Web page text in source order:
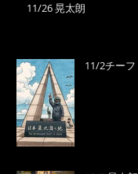
11/26 晃太朗
11/2チーフ